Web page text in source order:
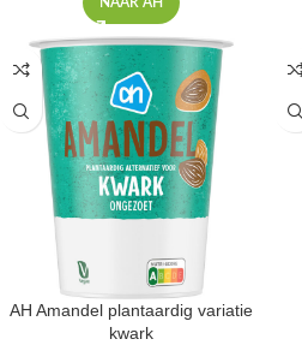
AH Amandel plantaardig variatie
kwark